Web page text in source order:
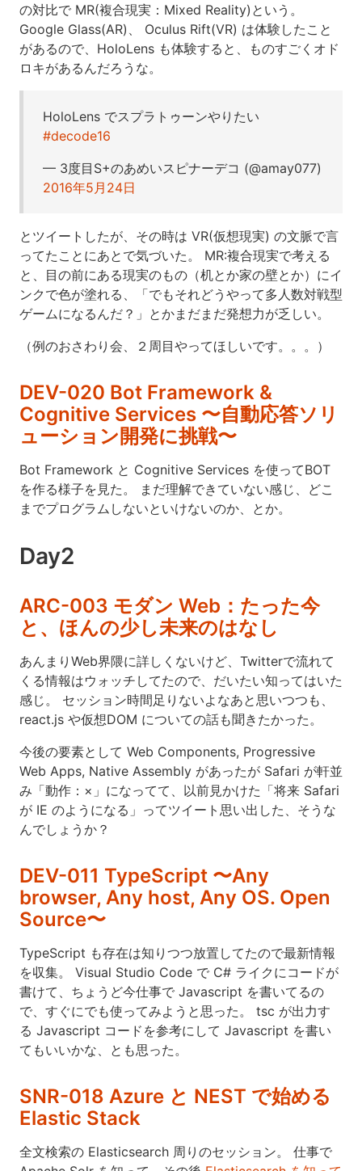
の対比で MR(複合現実：Mixed Reality)という。
Google Glass(AR)、 Oculus Rift(VR) は体験したこと
があるので、HoloLens も体験すると、ものすごくオド
ロキがあるんだろうな。
HoloLens でスプラトゥーンやりたい
#decode16
— 3度目S+のあめいスピナーデコ (@amay077)
2016年5月24日
とツイートしたが、その時は VR(仮想現実) の文脈で言
ってたことにあとで気づいた。 MR:複合現実で考える
と、目の前にある現実のもの（机とか家の壁とか）にイ
ンクで色が塗れる、「でもそれどうやって多人数対戦型
ゲームになるんだ？」とかまだまだ発想力が乏しい。
（例のおさわり会、２周目やってほしいです。。。）
DEV-020 Bot Framework &
Cognitive Services 〜自動応答ソリ
ューション開発に挑戦〜
Bot Framework と Cognitive Services を使ってBOT
を作る様子を見た。 まだ理解できていない感じ、どこ
までプログラムしないといけないのか、とか。
Day2
ARC-003 モダン Web：たった今
と、ほんの少し未来のはなし
あんまりWeb界隈に詳しくないけど、Twitterで流れて
くる情報はウォッチしてたので、だいたい知ってはいた
感じ。 セッション時間足りないよなあと思いつつも、
react.js や仮想DOM についての話も聞きたかった。
今後の要素として Web Components, Progressive
Web Apps, Native Assembly があったが Safari が軒並
み「動作：×」になってて、以前見かけた「将来 Safari
が IE のようになる」ってツイート思い出した、そうな
んでしょうか？
DEV-011 TypeScript 〜Any
browser, Any host, Any OS. Open
Source〜
TypeScript も存在は知りつつ放置してたので最新情報
を収集。 Visual Studio Code で C# ライクにコードが
書けて、ちょうど今仕事で Javascript を書いてるの
で、すぐにでも使ってみようと思った。 tsc が出力す
る Javascript コードを参考にして Javascript を書い
てもいいかな、とも思った。
SNR-018 Azure と NEST で始める
Elastic Stack
全文検索の Elasticsearch 周りのセッション。 仕事で